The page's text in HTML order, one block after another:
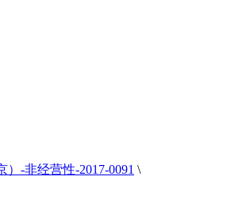
-非经营性-2017-0091 \